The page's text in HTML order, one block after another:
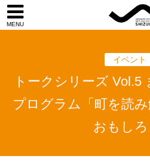
イベント
トークシリーズ Vol.5
プログラム「町を読
おもしろ